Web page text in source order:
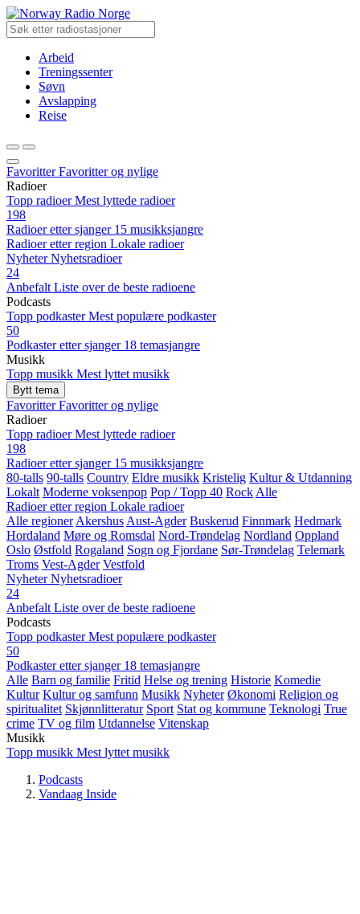
Radio Norge
Arbeid
Treningssenter
Søvn
Avslapping
Reise
Favoritter Favoritter og nylige
Radioer
Topp radioer Mest lyttede radioer
198
Radioer etter sjanger 15 musikksjangre
Radioer etter region Lokale radioer
Nyheter Nyhetsradioer
24
Anbefalt Liste over de beste radioene
Podcasts
Topp podkaster Mest populære podkaster
50
Podkaster etter sjanger 18 temasjangre
Musikk
Topp musikk Mest lyttet musikk
Bytt tema
Favoritter Favoritter og nylige
Radioer
Topp radioer Mest lyttede radioer
198
Radioer etter sjanger 15 musikksjangre
80-talls 90-talls Country Eldre musikk Kristelig Kultur & Utdanning
Lokalt Moderne voksenpop Pop / Topp 40 Rock Alle
Radioer etter region Lokale radioer
Alle regioner Akershus Aust-Agder Buskerud Finnmark Hedmark
Hordaland Møre og Romsdal Nord-Trøndelag Nordland Oppland
Oslo Østfold Rogaland Sogn og Fjordane Sør-Trøndelag Telemark
Troms Vest-Agder Vestfold
Nyheter Nyhetsradioer
24
Anbefalt Liste over de beste radioene
Podcasts
Topp podkaster Mest populære podkaster
50
Podkaster etter sjanger 18 temasjangre
Alle Barn og familie Fritid Helse og trening Historie Komedie
Kultur Kultur og samfunn Musikk Nyheter Økonomi Religion og
spiritualitet Skjønnlitteratur Sport Stat og kommune Teknologi True
crime TV og film Utdannelse Vitenskap
Musikk
Topp musikk Mest lyttet musikk
Podcasts
Vandaag Inside